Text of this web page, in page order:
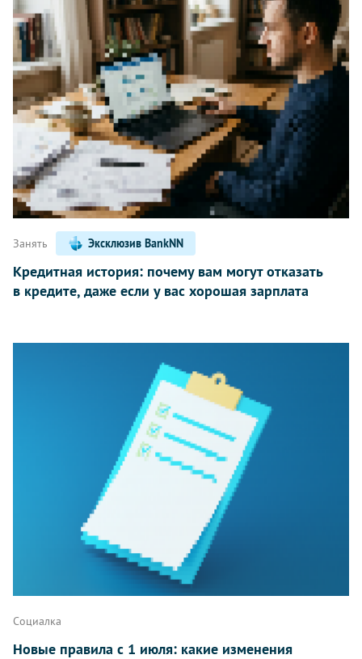
Занять Эксклюзив BankNN
Кредитная история: почему вам могут отказать
в кредите, даже если у вас хорошая зарплата
Социалка
Новые правила с 1 июля: какие изменения